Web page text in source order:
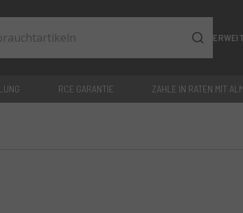
RCE GARANTIE ZAHLE IN RATEN MIT